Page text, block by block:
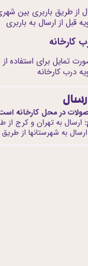
از طریق باربری بین
قبل از ارسال به باربری
کارخانه
تمایل برای استفاده
درب کارخانه
در محل کارخانه
ارسال به تهران و کرج از
ارسال به شهرستانها از